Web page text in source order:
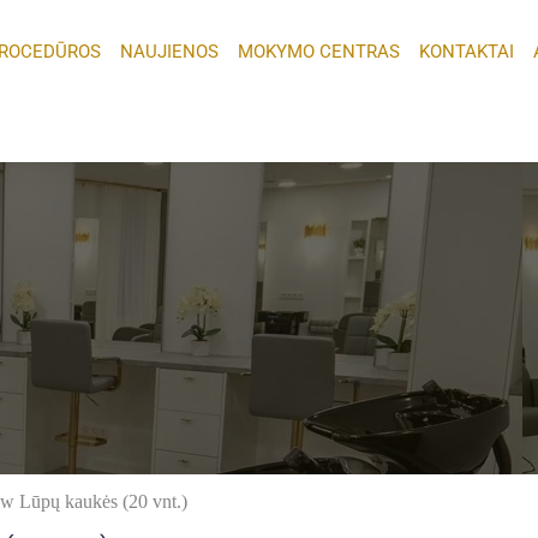
NAUJIENOS MOKYMO CENTRAS KONTAKTAI
Lūpų kaukės (20 vnt.)